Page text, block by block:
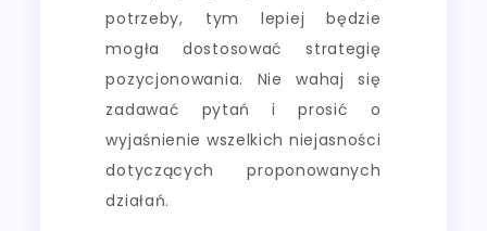
potrzeby, tym lepiej będzie
mogła dostosować strategię
pozycjonowania. Nie wahaj się
zadawać pytań i prosić o
wyjaśnienie wszelkich niejasności
dotyczących proponowanych
działań.